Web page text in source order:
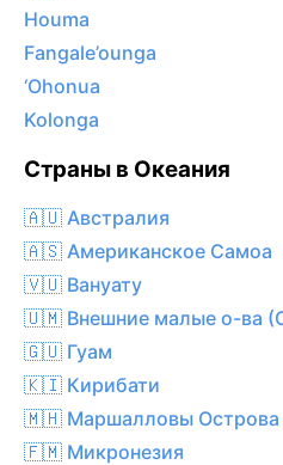
Houma
Fangale’ounga
‘Ohonua
Kolonga
Страны в Океания
🇦🇺 Австралия
🇦🇸 Американское Самоа
🇻🇺 Вануату
🇺🇲 Внешние малые о-ва
🇬🇺 Гуам
🇰🇮 Кирибати
🇲🇭 Маршалловы Острова
🇫🇲 Микронезия